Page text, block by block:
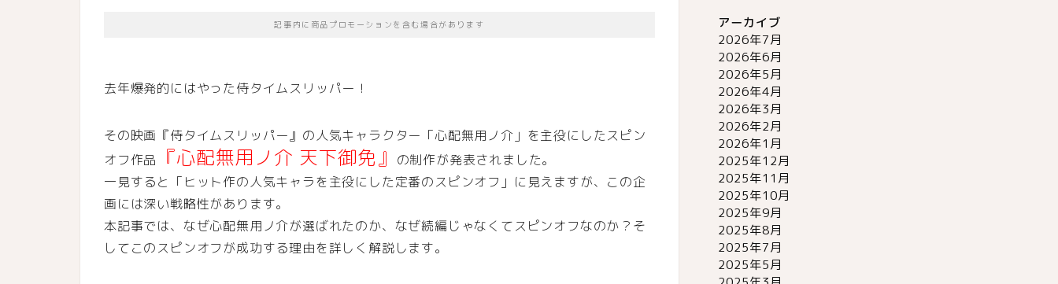
記事内に商品プロモーションを含む場合があります
去年爆発的にはやった侍タイムスリッパー！
その映画『侍タイムスリッパー』の人気キャラクター「心配無用ノ介」を主役にしたスピン
オフ作品
『心配無用ノ介 天下御免』
の制作が発表されました。
一見すると「ヒット作の人気キャラを主役にした定番のスピンオフ」に見えますが、この企
画には深い戦略性があります。
本記事では、なぜ心配無用ノ介が選ばれたのか、なぜ続編じゃなくてスピンオフなのか？そ
してこのスピンオフが成功する理由を詳しく解説します。
アーカイブ
2026年7月
2026年6月
2026年5月
2026年4月
2026年3月
2026年2月
2026年1月
2025年12月
2025年11月
2025年10月
2025年9月
2025年8月
2025年7月
2025年5月